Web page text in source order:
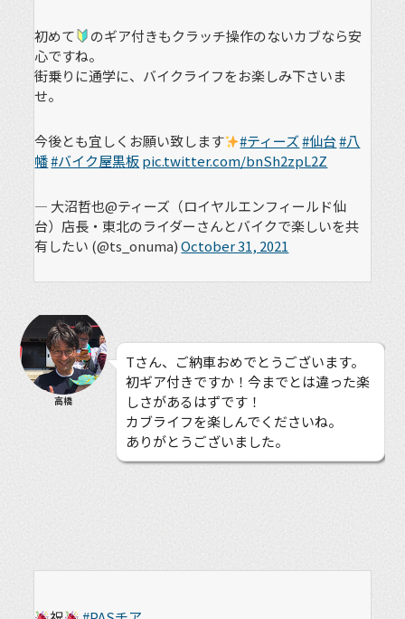
初めて
のギア付きもクラッチ操作のないカブなら安
心ですね。
街乗りに通学に、バイクライフをお楽しみ下さいま
せ。
今後とも宜しくお願い致します #ティーズ#仙台#八
幡#バイク屋黒板pic.twitter.com/bnSh2zpL2Z
— 大沼哲也@ティーズ（ロイヤルエンフィールド仙
台）店長・東北のライダーさんとバイクで楽しいを共
有したい (@ts_onuma)October 31, 2021
高橋
Tさん、ご納車おめでとうございます。
初ギア付きですか！今までとは違った楽
しさがあるはずです！
カブライフを楽しんでくださいね。
ありがとうございました。